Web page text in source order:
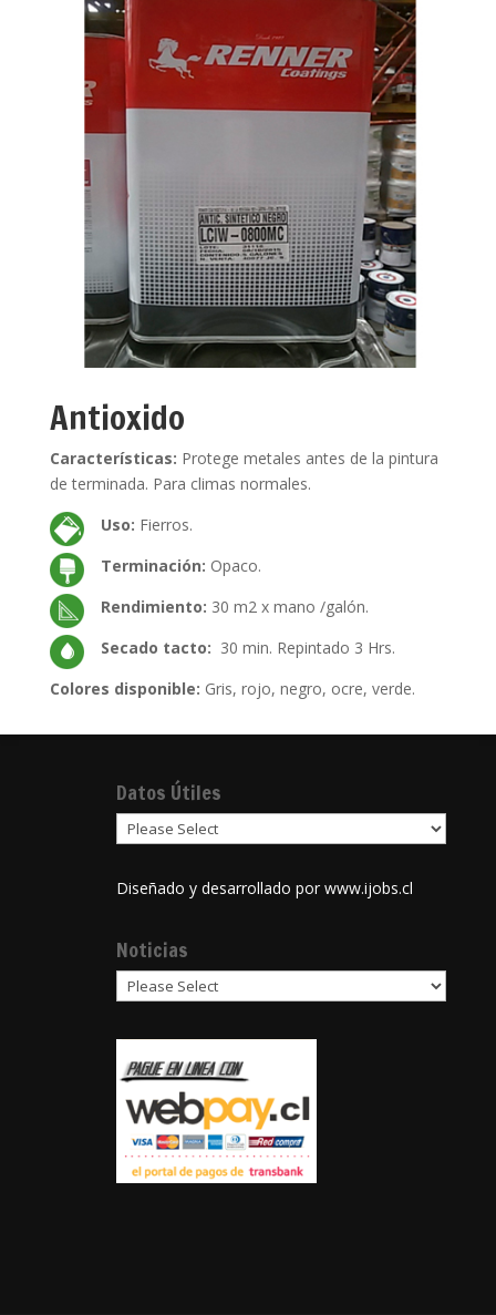
Antioxido
Características: Protege metales antes de la pintura
de terminada. Para climas normales.
Uso: Fierros.
Terminación: Opaco.
Rendimiento: 30 m2 x mano /galón.
Secado tacto: 30 min. Repintado 3 Hrs.
Colores disponible: Gris, rojo, negro, ocre, verde.
Datos Útiles
Diseñado y desarrollado por www.ijobs.cl
Noticias